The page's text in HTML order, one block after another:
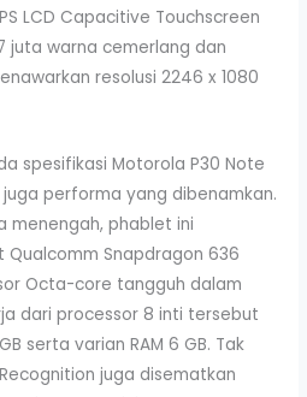
LCD Capacitive Touchscreen
juta warna cemerlang dan
resolusi 2246 x 1080
spesifikasi Motorola P30 Note
performa yang dibenamkan.
menengah, phablet ini
Snapdragon 636
Octa-core tangguh dalam
dari processor 8 inti tersebut
serta varian RAM 6 GB. Tak
juga disematkan